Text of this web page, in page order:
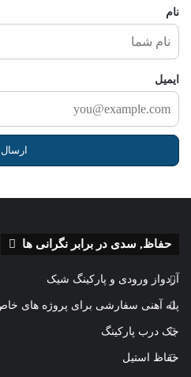
نام
ایمیل
حفاظ, سدی در برابر نگرانی ها
آردواز ورودی و پارکینگ شیک
پله آهنی سفارشی برای پروژه های
جک درب پارکینگ
حفاظ استیل